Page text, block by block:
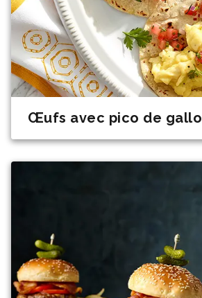
Œufs avec pico de gallo